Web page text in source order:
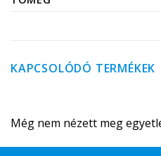
KAPCSOLÓDÓ TERMÉKEK
Még nem nézett meg